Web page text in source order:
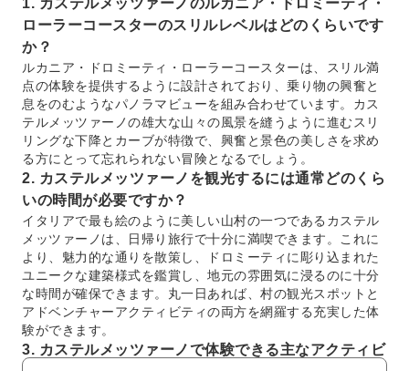
1. カステルメッツァーノのルカニア・ドロミーティ・
ローラーコースターのスリルレベルはどのくらいです
か？
ルカニア・ドロミーティ・ローラーコースターは、スリル満
点の体験を提供するように設計されており、乗り物の興奮と
息をのむようなパノラマビューを組み合わせています。カス
テルメッツァーノの雄大な山々の風景を縫うように進むスリ
リングな下降とカーブが特徴で、興奮と景色の美しさを求め
る方にとって忘れられない冒険となるでしょう。
2. カステルメッツァーノを観光するには通常どのくら
いの時間が必要ですか？
イタリアで最も絵のように美しい山村の一つであるカステル
メッツァーノは、日帰り旅行で十分に満喫できます。これに
より、魅力的な通りを散策し、ドロミーティに彫り込まれた
ユニークな建築様式を鑑賞し、地元の雰囲気に浸るのに十分
な時間が確保できます。丸一日あれば、村の観光スポットと
アドベンチャーアクティビティの両方を網羅する充実した体
験ができます。
3. カステルメッツァーノで体験できる主なアクティビ